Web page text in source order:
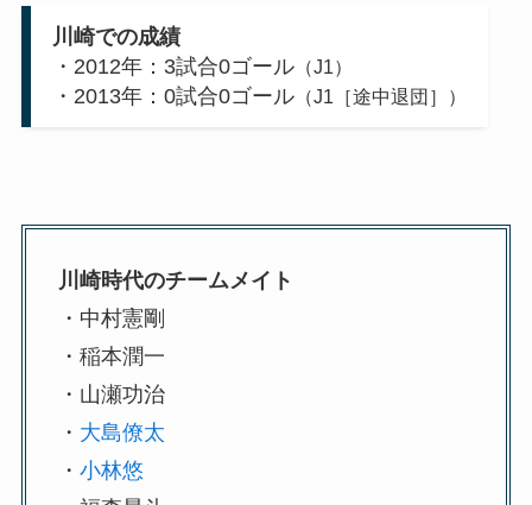
川崎での成績
・2012年：3試合0ゴール（J1）
・2013年：0試合0ゴール（J1［途中退団］）
川崎時代のチームメイト
・中村憲剛
・稲本潤一
・山瀬功治
・ 大島僚太
・ 小林悠